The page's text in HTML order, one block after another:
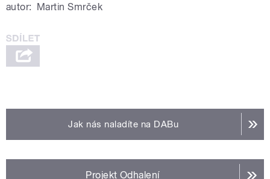
autor: Martin Smrček
Jak nás naladíte na DABu
Projekt Odhalení